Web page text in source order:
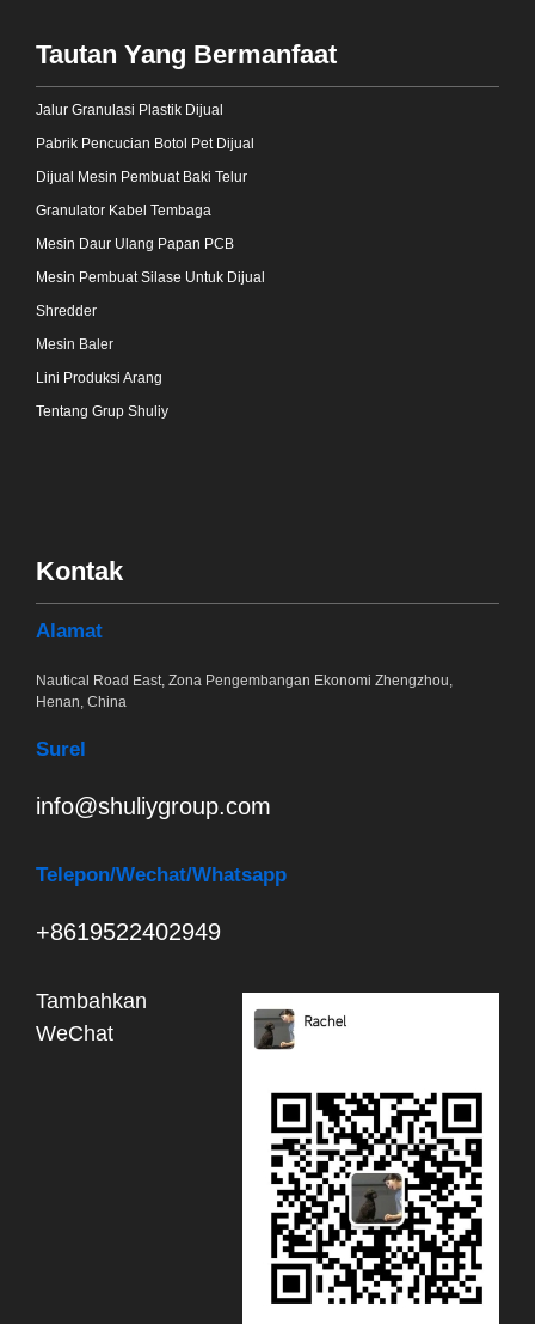
Tautan Yang Bermanfaat
Jalur Granulasi Plastik Dijual
Pabrik Pencucian Botol Pet Dijual
Dijual Mesin Pembuat Baki Telur
Granulator Kabel Tembaga
Mesin Daur Ulang Papan PCB
Mesin Pembuat Silase Untuk Dijual
Shredder
Mesin Baler
Lini Produksi Arang
Tentang Grup Shuliy
Kontak
Alamat
Nautical Road East, Zona Pengembangan Ekonomi Zhengzhou,
Henan, China
Surel
info@shuliygroup.com
Telepon/Wechat/Whatsapp
+8619522402949
Tambahkan
WeChat